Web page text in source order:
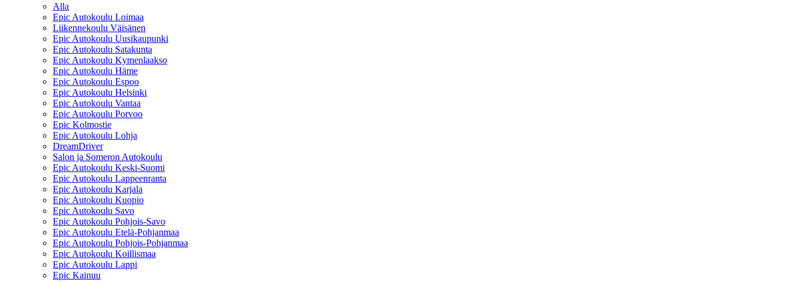
Alla
Epic Autokoulu Loimaa
Liikennekoulu Väisänen
Epic Autokoulu Uusikaupunki
Epic Autokoulu Satakunta
Epic Autokoulu Kymenlaakso
Epic Autokoulu Häme
Epic Autokoulu Espoo
Epic Autokoulu Helsinki
Epic Autokoulu Vantaa
Epic Autokoulu Porvoo
Epic Kolmostie
Epic Autokoulu Lohja
DreamDriver
Salon ja Someron Autokoulu
Epic Autokoulu Keski-Suomi
Epic Autokoulu Lappeenranta
Epic Autokoulu Karjala
Epic Autokoulu Kuopio
Epic Autokoulu Savo
Epic Autokoulu Pohjois-Savo
Epic Autokoulu Etelä-Pohjanmaa
Epic Autokoulu Pohjois-Pohjanmaa
Epic Autokoulu Koillismaa
Epic Autokoulu Lappi
Epic Kainuu